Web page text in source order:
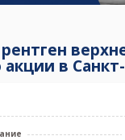
акции в